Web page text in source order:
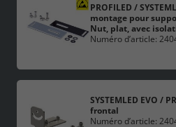
PROFILED /
montage pour
Nut, plat, avec
Numéro d’article:
SYSTEMLED EVO /
frontal
Numéro d’article: